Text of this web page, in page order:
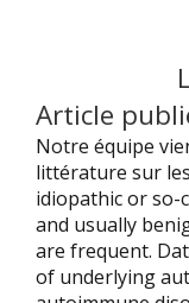
Notre équipe
littérature sur
idiopathic or so-
and usually
are frequent.
of underlying